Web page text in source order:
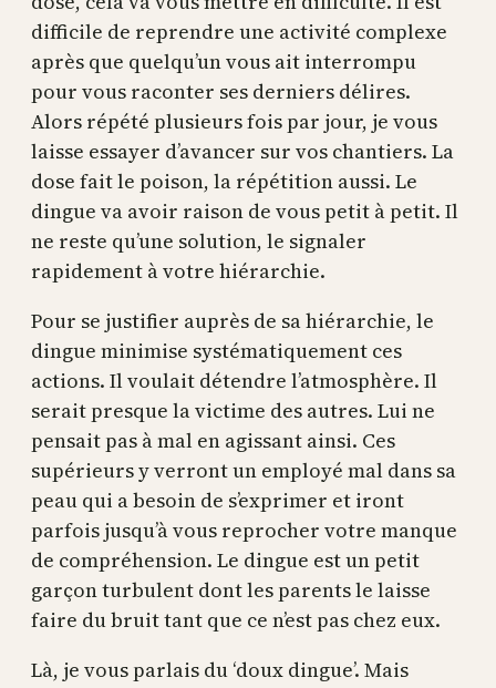
difficile de reprendre une activité complexe
après que quelqu’un vous ait interrompu
pour vous raconter ses derniers délires.
Alors répété plusieurs fois par jour, je vous
laisse essayer d’avancer sur vos chantiers. La
dose fait le poison, la répétition aussi. Le
dingue va avoir raison de vous petit à petit. Il
ne reste qu’une solution, le signaler
rapidement à votre hiérarchie.
Pour se justifier auprès de sa hiérarchie, le
dingue minimise systématiquement ces
actions. Il voulait détendre l’atmosphère. Il
serait presque la victime des autres. Lui ne
pensait pas à mal en agissant ainsi. Ces
supérieurs y verront un employé mal dans sa
peau qui a besoin de s’exprimer et iront
parfois jusqu’à vous reprocher votre manque
de compréhension. Le dingue est un petit
garçon turbulent dont les parents le laisse
faire du bruit tant que ce n’est pas chez eux.
Là, je vous parlais du ‘doux dingue’. Mais